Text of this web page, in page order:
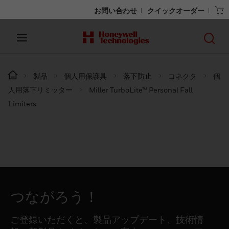
お問い合わせ クイックオーダー
製品 個人用保護具 落下防止 コネクタ
個
人用落下リミッター
Miller TurboLite™ Personal Fall
Limiters
つながろう！
ご登録いただくと、製品アップデート、技術情